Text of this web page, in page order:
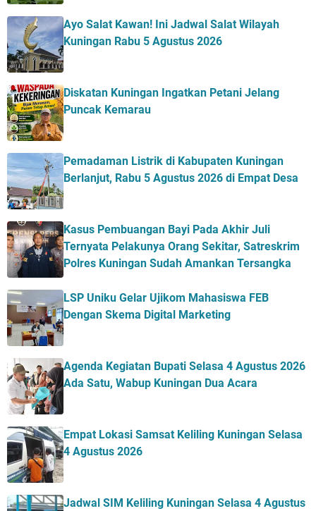
Ayo Salat Kawan! Ini Jadwal Salat Wilayah
Kuningan Rabu 5 Agustus 2026
Diskatan Kuningan Ingatkan Petani Jelang
Puncak Kemarau
Pemadaman Listrik di Kabupaten Kuningan
Berlanjut, Rabu 5 Agustus 2026 di Empat Desa
Kasus Pembuangan Bayi Pada Akhir Juli
Ternyata Pelakunya Orang Sekitar, Satreskrim
Polres Kuningan Sudah Amankan Tersangka
LSP Uniku Gelar Ujikom Mahasiswa FEB
Dengan Skema Digital Marketing
Agenda Kegiatan Bupati Selasa 4 Agustus 2026
Ada Satu, Wabup Kuningan Dua Acara
Empat Lokasi Samsat Keliling Kuningan Selasa
4 Agustus 2026
Jadwal SIM Keliling Kuningan Selasa 4 Agustus